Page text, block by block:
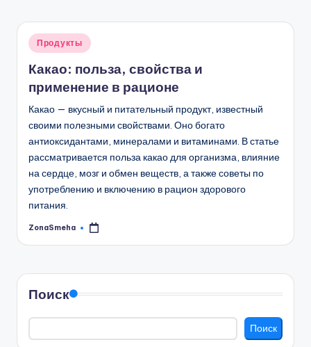
Опубликовано
Продукты
Какао: польза, свойства и
применение в рационе
Какао — вкусный и питательный продукт, известный
своими полезными свойствами. Оно богато
антиоксидантами, минералами и витаминами. В статье
рассматривается польза какао для организма, влияние
на сердце, мозг и обмен веществ, а также советы по
употреблению и включению в рацион здорового
питания.
Запись
ZonaSmeha
Поиск
Поиск